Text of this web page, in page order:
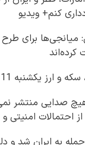
کنم+ ویدیو
میانجی‌ها برای
کرده‌اند
یکشنبه 11 مرداد+ جدول
صدایی منتشر
احتمالات امنیتی
ترامپ مدعی لغو حمله به ایران